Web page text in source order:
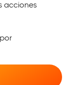
acciones